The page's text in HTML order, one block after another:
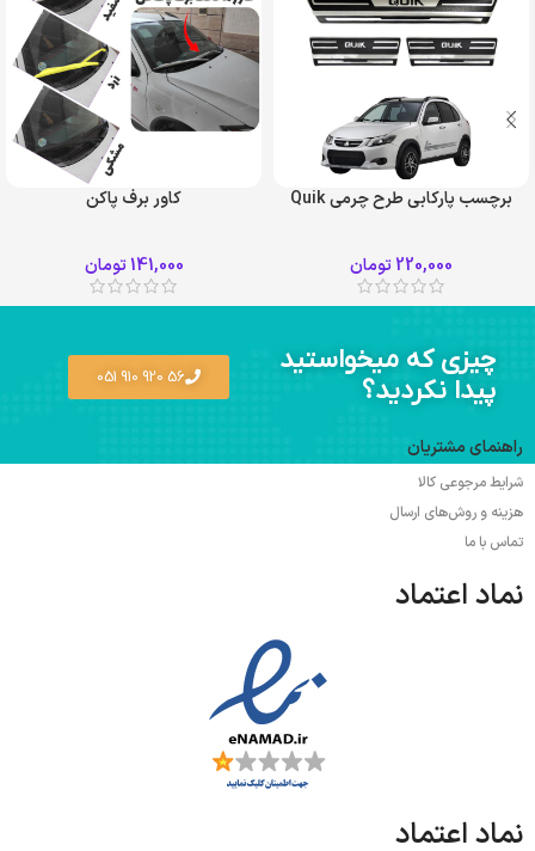
برچسب پارکابی طرح چرمی Quik
220,000تومان
کاور برف پاکن
141,000تومان
چیزی که میخواستید
پیدا نکردید؟
56 920 910 051
راهنمای مشتریان
شرایط مرجوعی کالا
هزینه و روش‌های ارسال
تماس با ما
نماد اعتماد
نماد اعتماد